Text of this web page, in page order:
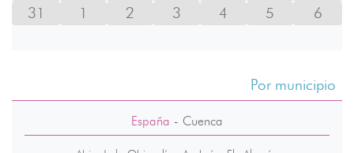
31
1 2 3 4 5 6
Por municipio
España - Cuenca